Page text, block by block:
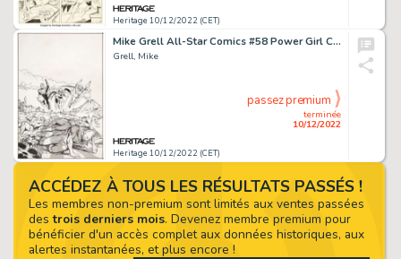
Heritage 10/12/2022 (CET)
Mike Grell All-Star Comics #58 Power Girl Cover Original Art (DC, 1976)....
Grell, Mike
Heritage 10/12/2022 (CET)
terminée
10/12/2022
passez premium
ACCÉDEZ À TOUS LES RÉSULTATS PASSÉS !
Les membres non-premium sont limités aux ventes passées
destrois derniers mois. Devenez membre premium pour
bénéficier d'un accès complet aux données historiques, aux
alertes instantanées, et plus encore !